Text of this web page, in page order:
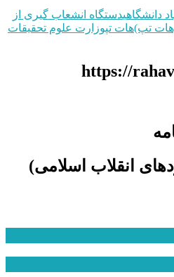
دانشگاهیدستگاه انشعاب گیری از
تپ)هات تپوزارت علوم تحقیقات
https://
انقلاب اسلامی​)